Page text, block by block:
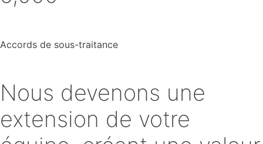
Accords de sous-traitance
Nous devenons une
extension de votre